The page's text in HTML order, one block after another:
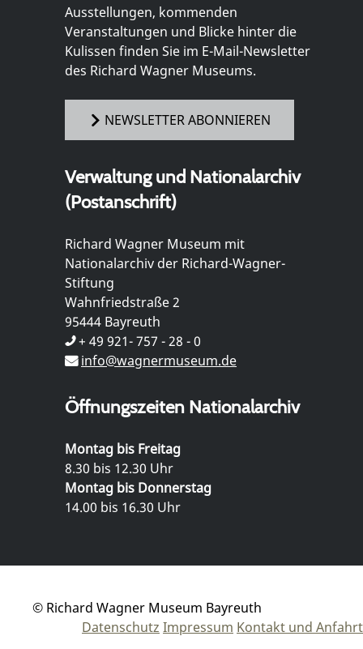
Ausstellungen, kommenden
Veranstaltungen und Blicke hinter die
Kulissen finden Sie im E-Mail-Newsletter
des Richard Wagner Museums.
NEWSLETTER ABONNIEREN
Verwaltung und Nationalarchiv
(Postanschrift)
Richard Wagner Museum mit
Nationalarchiv der Richard-Wagner-
Stiftung
Wahnfriedstraße 2
95444 Bayreuth
+ 49 921- 757 - 28 - 0
info@wagnermuseum.de
Öffnungszeiten Nationalarchiv
Montag bis Freitag
8.30 bis 12.30 Uhr
Montag bis Donnerstag
14.00 bis 16.30 Uhr
© Richard Wagner Museum Bayreuth
Datenschutz Impressum Kontakt und Anfahrt